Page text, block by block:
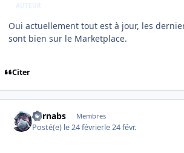
AUTEUR
Oui actuellement tout est à jour, les
sont bien sur le Marketplace.
Citer
barnabs Membres
Posté(e) le 24 févrierle 24 févr.